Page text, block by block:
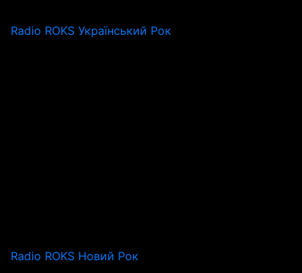
Radio ROKS Український Рок
Radio ROKS Новий Рок